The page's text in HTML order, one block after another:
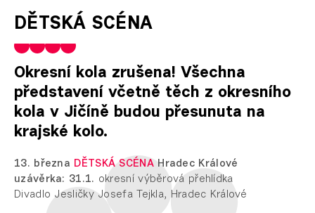
DĚTSKÁ SCÉNA
Okresní kola zrušena! Všechna
představení včetně těch z okresního
kola v Jičíně budou přesunuta na
krajské kolo.
13. března DĚTSKÁ SCÉNAHradec Králové
uzávěrka: 31.1. okresní výběrová přehlídka
Divadlo Jesličky Josefa Tejkla, Hradec Králové